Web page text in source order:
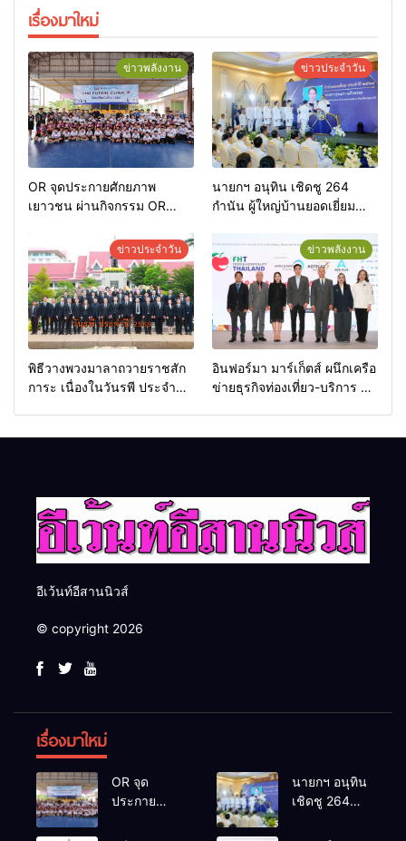
เรื่องมาใหม่
ข่าวพลังงาน
OR จุดประกายศักยภาพ
เยาวชน ผ่านกิจกรรม OR
ข่าวประจำวัน
นายกฯ อนุทิน เชิดชู 264
กำนัน ผู้ใหญ่บ้านยอดเยี่ยม
เกียรติยศแห่งการเสียสละ”
ข่าวประจำวัน
พิธีวางพวงมาลาถวายราชสัก
การะ เนื่องในวันรพี ประจำปี
ข่าวพลังงาน
อินฟอร์มา มาร์เก็ตส์ ผนึกเครือ
ข่ายธุรกิจท่องเที่ยว-บริการ จัด
อีเว้นท์อีสานนิวส์
© copyright 2026
เรื่องมาใหม่
OR จุด
ประกาย
นายกฯ อนุทิน
เชิดชู 264